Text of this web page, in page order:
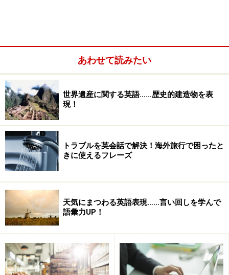
Shichi-go-san literally means seven, five, and three year-
old of children.
literallyは「文字通り」の意味です。日本文化や伝統行事
について解説するとき、意外に細かい内容を説明するよ
りも、直訳で良いので、文字通りの意味を伝えた方がわ
かりやすいことがあります。そんな時に便利な言い回し
「3歳の～」は、three year-old とハイフンを使って表し
あわせて読みたい
世界遺産に関する英語……歴史的建造物を表
現！
トラブルを英会話で解決！海外旅行で困ったと
きに使えるフレーズ
天気にまつわる英語表現……言い回しを学んで
語彙力UP！